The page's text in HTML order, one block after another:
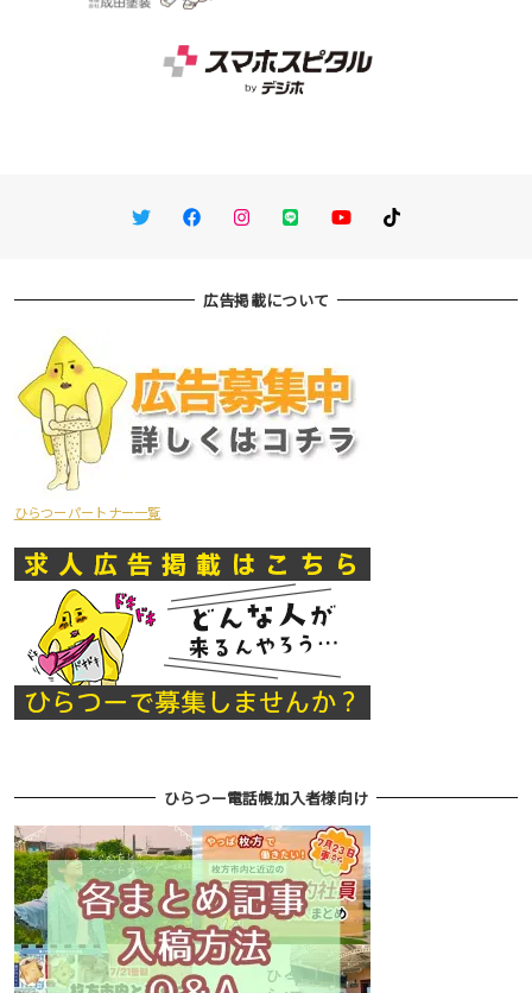
TwitterFacebookInstagram
LINE You TubeTikTok
広告掲載について
ひらつーパートナー一覧
ひらつー電話帳加入者様向け